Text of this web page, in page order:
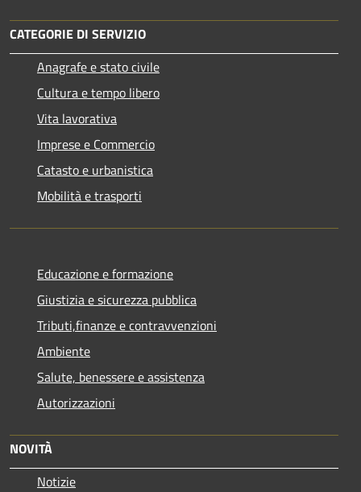
CATEGORIE DI SERVIZIO
Anagrafe e stato civile
Cultura e tempo libero
Vita lavorativa
Imprese e Commercio
Catasto e urbanistica
Mobilità e trasporti
Educazione e formazione
Giustizia e sicurezza pubblica
Tributi,finanze e contravvenzioni
Ambiente
Salute, benessere e assistenza
Autorizzazioni
NOVITÀ
Notizie